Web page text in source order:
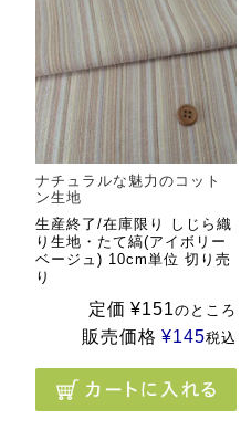
ナチュラルな魅力のコット
ン生地
生産終了/在庫限り しじら織
り生地・たて縞(アイボリー
ベージュ) 10cm単位 切り売
り
定価 ¥151のところ
販売価格 ¥145税込